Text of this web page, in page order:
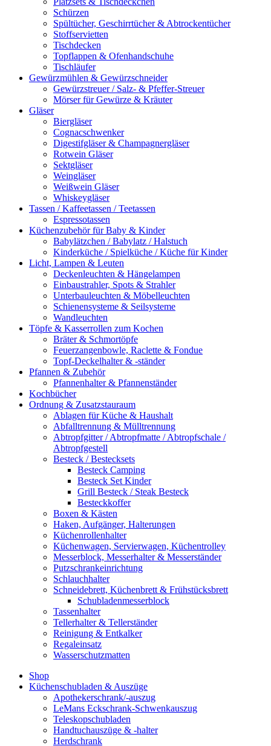
Schürzen
Spültücher, Geschirrtücher & Abtrockentücher
Stoffservietten
Tischdecken
Topflappen & Ofenhandschuhe
Tischläufer
Gewürzmühlen & Gewürzschneider
Gewürzstreuer / Salz- & Pfeffer-Streuer
Mörser für Gewürze & Kräuter
Gläser
Biergläser
Cognacschwenker
Digestifgläser & Champagnergläser
Rotwein Gläser
Sektgläser
Weingläser
Weißwein Gläser
Whiskeygläser
Tassen / Kaffeetassen / Teetassen
Espressotassen
Küchenzubehör für Baby & Kinder
Babylätzchen / Babylatz / Halstuch
Kinderküche / Spielküche / Küche für Kinder
Licht, Lampen & Leuten
Deckenleuchten & Hängelampen
Einbaustrahler, Spots & Strahler
Unterbauleuchten & Möbelleuchten
Schienensysteme & Seilsysteme
Wandleuchten
Töpfe & Kasserrollen zum Kochen
Bräter & Schmortöpfe
Feuerzangenbowle, Raclette & Fondue
Topf-Deckelhalter & -ständer
Pfannen & Zubehör
Pfannenhalter & Pfannenständer
Kochbücher
Ordnung & Zusatzstauraum
Ablagen für Küche & Haushalt
Abfalltrennung & Mülltrennung
Abtropfgitter / Abtropfmatte / Abtropfschale /
Abtropfgestell
Besteck / Bestecksets
Besteck Camping
Besteck Set Kinder
Grill Besteck / Steak Besteck
Besteckkoffer
Boxen & Kästen
Haken, Aufgänger, Halterungen
Küchenrollenhalter
Küchenwagen, Servierwagen, Küchentrolley
Messerblock, Messerhalter & Messerständer
Putzschrankeinrichtung
Schlauchhalter
Schneidebrett, Küchenbrett & Frühstücksbrett
Schubladenmesserblock
Tassenhalter
Tellerhalter & Tellerständer
Reinigung & Entkalker
Regaleinsatz
Wasserschutzmatten
Shop
Küchenschubladen & Auszüge
Apothekerschrank/-auszug
LeMans Eckschrank-Schwenkauszug
Teleskopschubladen
Handtuchauszüge & -halter
Herdschrank